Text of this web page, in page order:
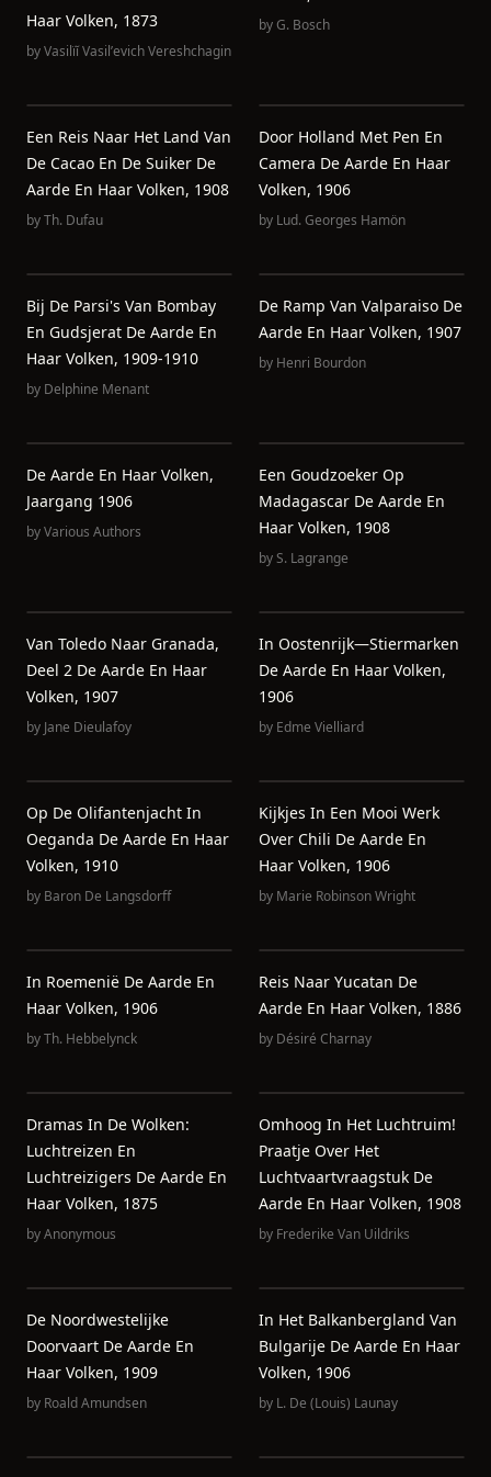
Haar Volken, 1873
byVasilïĭ Vasilʹevich Vereshchagin
byG. Bosch
Een Reis Naar Het Land Van
De Cacao En De Suiker De
Aarde En Haar Volken, 1908
byTh. Dufau
Door Holland Met Pen En
Camera De Aarde En Haar
Volken, 1906
by Lud. Georges Hamön
Bij De Parsi's Van Bombay
En Gudsjerat De Aarde En
Haar Volken, 1909-1910
by Delphine Menant
De Ramp Van Valparaiso De
Aarde En Haar Volken, 1907
by Henri Bourdon
De Aarde En Haar Volken,
Jaargang 1906
byVarious Authors
Een Goudzoeker Op
Madagascar De Aarde En
Haar Volken, 1908
byS. Lagrange
Van Toledo Naar Granada,
Deel 2 De Aarde En Haar
Volken, 1907
by Jane Dieulafoy
In Oostenrijk—Stiermarken
De Aarde En Haar Volken,
1906
by Edme Vielliard
Op De Olifantenjacht In
Oeganda De Aarde En Haar
Volken, 1910
by Baron De Langsdorff
Kijkjes In Een Mooi Werk
Over Chili De Aarde En
Haar Volken, 1906
by Marie Robinson Wright
In Roemenië De Aarde En
Haar Volken, 1906
byTh. Hebbelynck
Reis Naar Yucatan De
Aarde En Haar Volken, 1886
by Désiré Charnay
Dramas In De Wolken:
Luchtreizen En
Luchtreizigers De Aarde En
Haar Volken, 1875
byAnonymous
Omhoog In Het Luchtruim!
Praatje Over Het
Luchtvaartvraagstuk De
Aarde En Haar Volken, 1908
by Frederike Van Uildriks
De Noordwestelijke
Doorvaart De Aarde En
Haar Volken, 1909
by Roald Amundsen
In Het Balkanbergland Van
Bulgarije De Aarde En Haar
Volken, 1906
by L. De (Louis) Launay